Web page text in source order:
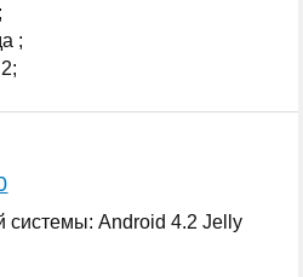
;
системы: Android 4.2 Jelly